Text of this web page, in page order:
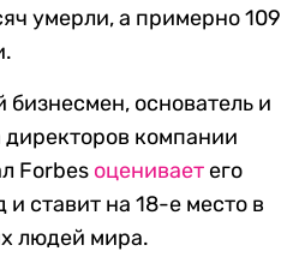
умерли, а примерно 109
основатель и
директоров компании
Forbes оцениваетего
ставит на 18-е место в
людей мира.